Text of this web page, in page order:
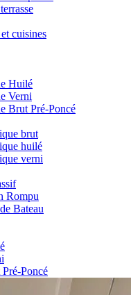
cuisines
Huilé
Verni
Brut Pré-Poncé
brut
huilé
verni
Rompu
Bateau
Poncé